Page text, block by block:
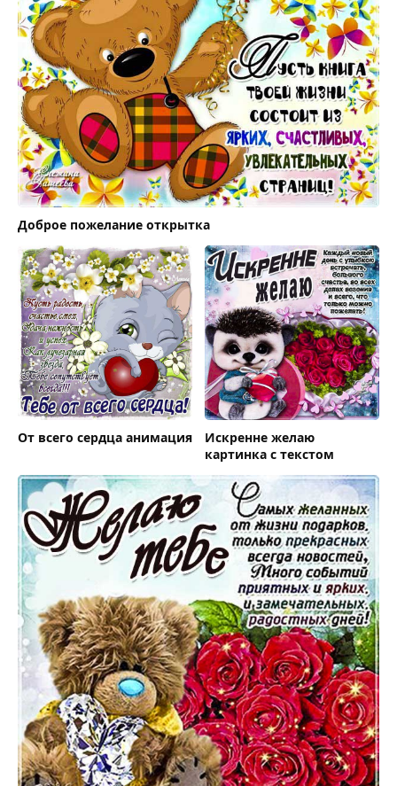
Доброе пожелание открытка
От всего сердца анимация
Искренне желаю
картинка с текстом